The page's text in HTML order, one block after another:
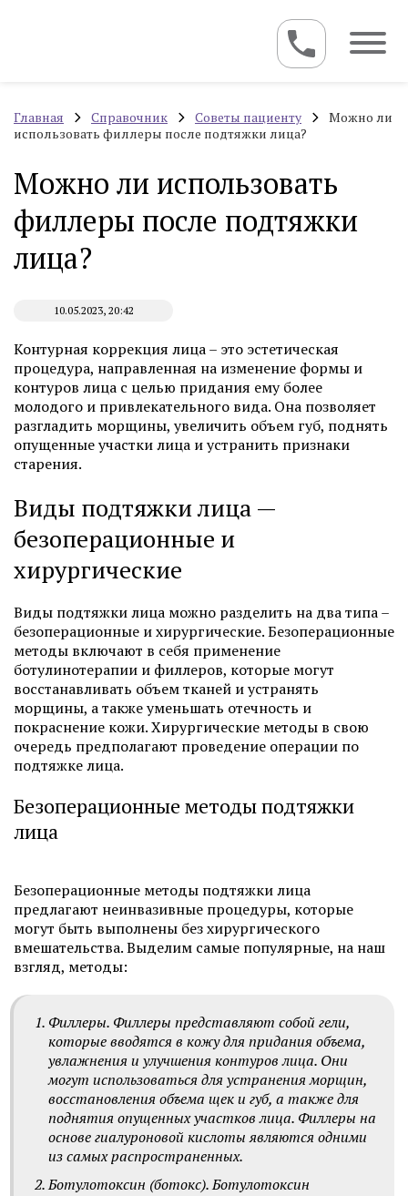
Главная Справочник Советы пациенту
Можно ли
использовать филлеры после подтяжки лица?
Можно ли использовать
филлеры после подтяжки
лица?
10.05.2023, 20:42
Контурная коррекция лица – это эстетическая
процедура, направленная на изменение формы и
контуров лица с целью придания ему более
молодого и привлекательного вида. Она позволяет
разгладить морщины, увеличить объем губ, поднять
опущенные участки лица и устранить признаки
старения.
Виды подтяжки лица —
безоперационные и
хирургические
Виды подтяжки лица можно разделить на два типа –
безоперационные и хирургические. Безоперационные
методы включают в себя применение
ботулинотерапии и филлеров, которые могут
восстанавливать объем тканей и устранять
морщины, а также уменьшать отечность и
покраснение кожи. Хирургические методы в свою
очередь предполагают проведение операции по
подтяжке лица.
Безоперационные методы подтяжки
лица
Безоперационные методы подтяжки лица
предлагают неинвазивные процедуры, которые
могут быть выполнены без хирургического
вмешательства. Выделим самые популярные, на наш
взгляд, методы:
Филлеры. Филлеры представляют собой гели,
которые вводятся в кожу для придания объема,
увлажнения и улучшения контуров лица. Они
могут использоваться для устранения морщин,
восстановления объема щек и губ, а также для
поднятия опущенных участков лица. Филлеры на
основе гиалуроновой кислоты являются одними
из самых распространенных.
Ботулотоксин (ботокс). Ботулотоксин